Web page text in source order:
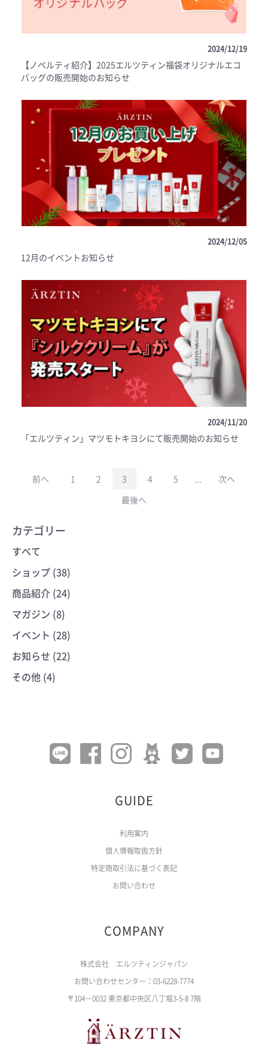
2024/12/19
【ノベルティ紹介】2025エルツティン福袋オリジナルエコ
バッグの販売開始のお知らせ
2024/12/05
12月のイベントお知らせ
2024/11/20
「エルツティン」マツモトキヨシにて販売開始のお知らせ
前へ 1 2 3 4 5
次へ
最後へ
カテゴリー
すべて
ショップ (38)
商品紹介 (24)
マガジン (8)
イベント (28)
お知らせ (22)
その他 (4)
GUIDE
利用案内
個人情報取扱方針
特定商取引法に基づく表記
お問い合わせ
COMPANY
株式会社 エルツティンジャパン
お問い合わせセンター：03-6228-7774
〒104－0032 東京都中央区八丁堀3-5-8 7階